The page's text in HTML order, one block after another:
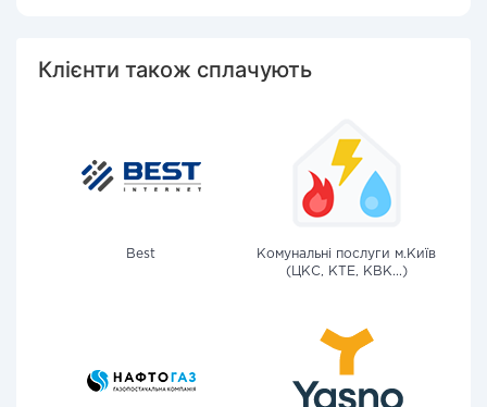
Клієнти також сплачують
Best
Комунальні послуги м.Київ
(ЦКС, КТЕ, КВК...)